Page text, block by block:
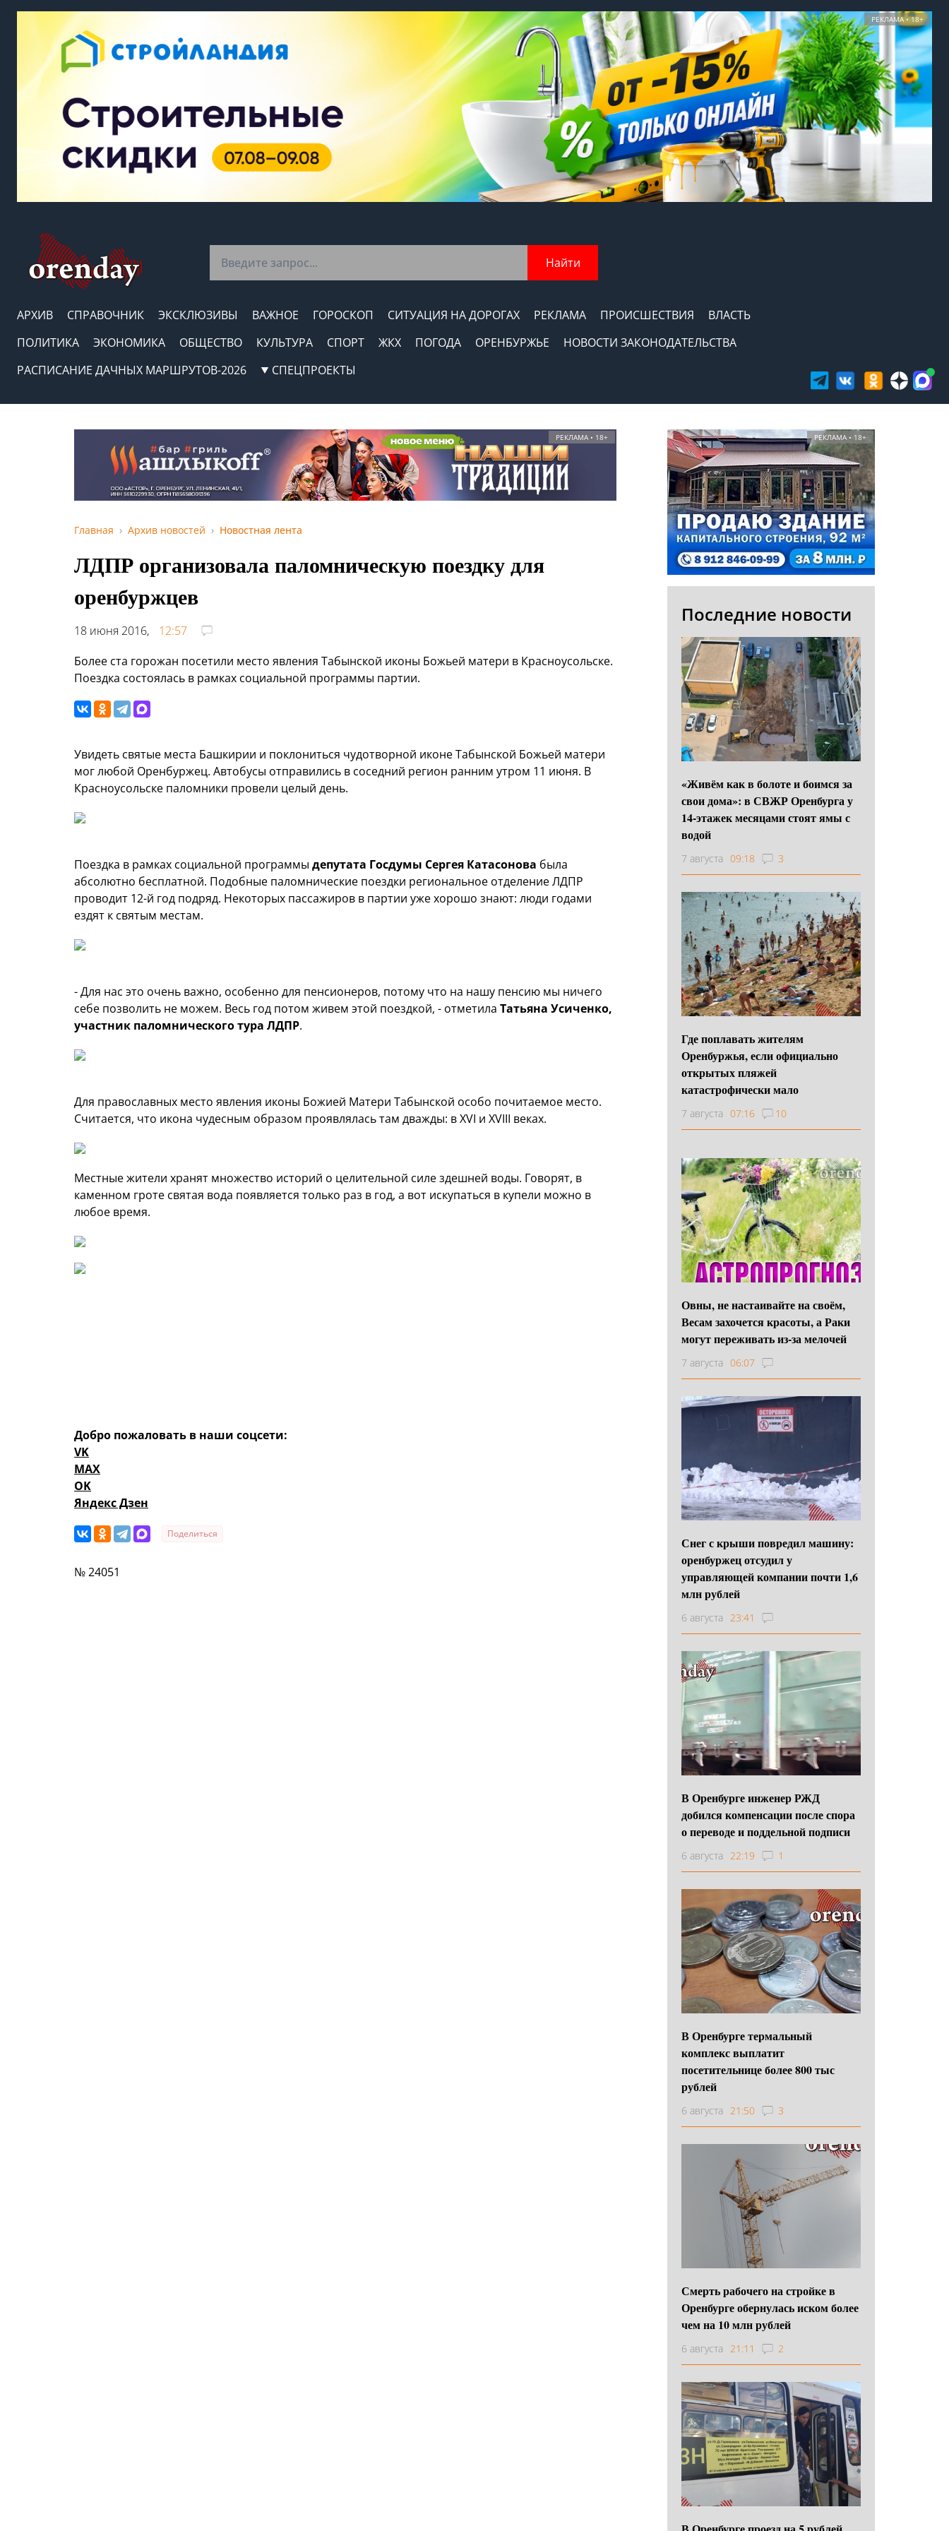
РЕКЛАМА • 18+
Найти
АРХИВ СПРАВОЧНИК ЭКСКЛЮЗИВЫ ВАЖНОЕ ГОРОСКОП СИТУАЦИЯ НА ДОРОГАХ РЕКЛАМА ПРОИСШЕСТВИЯ
ВЛАСТЬ
ПОЛИТИКА
ЭКОНОМИКА ОБЩЕСТВО КУЛЬТУРА СПОРТ ЖКХ ПОГОДА ОРЕНБУРЖЬЕ
НОВОСТИ ЗАКОНОДАТЕЛЬСТВА
РАСПИСАНИЕ ДАЧНЫХ МАРШРУТОВ-2026
СПЕЦПРОЕКТЫ
РЕКЛАМА • 18+
Главная Архив новостей Новостная лента
ЛДПР организовала паломническую поездку для
оренбуржцев
18 июня 2016,
12:57
Более ста горожан посетили место явления Табынской иконы Божьей матери в Красноусольске.
Поездка состоялась в рамках социальной программы партии.
Увидеть святые места Башкирии и поклониться чудотворной иконе Табынской Божьей матери
мог любой Оренбуржец. Автобусы отправились в соседний регион ранним утром 11 июня. В
Красноусольске паломники провели целый день.
Поездка в рамках социальной программы депутата Госдумы Сергея Катасонова была
абсолютно бесплатной. Подобные паломнические поездки региональное отделение ЛДПР
проводит 12-й год подряд. Некоторых пассажиров в партии уже хорошо знают: люди годами
ездят к святым местам.
- Для нас это очень важно, особенно для пенсионеров, потому что на нашу пенсию мы ничего
себе позволить не можем. Весь год потом живем этой поездкой, - отметила Татьяна Усиченко,
участник паломнического тура ЛДПР.
Для православных место явления иконы Божией Матери Табынской особо почитаемое место.
Считается, что икона чудесным образом проявлялась там дважды: в XVI и XVIII веках.
Местные жители хранят множество историй о целительной силе здешней воды. Говорят, в
каменном гроте святая вода появляется только раз в год, а вот искупаться в купели можно в
любое время.
Добро пожаловать в наши соцсети:
VK
MAX
OK
Яндекс Дзен
Поделиться
№ 24051
РЕКЛАМА • 18+
Последние новости
«Живём как в болоте и боимся за
свои дома»: в СВЖР Оренбурга у
14-этажек месяцами стоят ямы с
водой
7 августа 09:18 3
Где поплавать жителям
Оренбуржья, если официально
открытых пляжей
катастрофически мало
7 августа 07:16 10
Овны, не настаивайте на своём,
Весам захочется красоты, а Раки
могут переживать из-за мелочей
7 августа 06:07
Снег с крыши повредил машину:
оренбуржец отсудил у
управляющей компании почти 1,6
млн рублей
6 августа 23:41
В Оренбурге инженер РЖД
добился компенсации после спора
о переводе и поддельной подписи
6 августа 22:19 1
В Оренбурге термальный
комплекс выплатит
посетительнице более 800 тыс
рублей
6 августа 21:50 3
Смерть рабочего на стройке в
Оренбурге обернулась иском более
чем на 10 млн рублей
6 августа 21:11 2